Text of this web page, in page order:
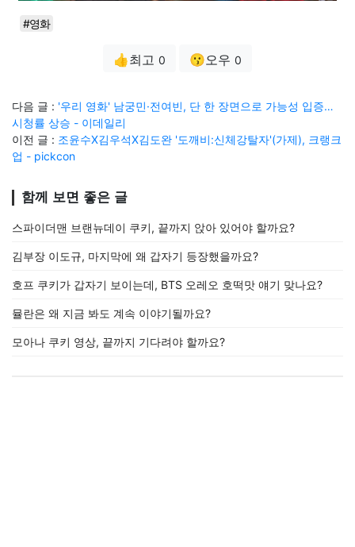
#영화
👍최고 0 😗오우 0
다음 글 : '우리 영화' 남궁민·전여빈, 단 한 장면으로 가능성 입증…
시청률 상승 - 이데일리
이전 글 : 조윤수X김우석X김도완 '도깨비:신체강탈자'(가제), 크랭크
업 - pickcon
함께 보면 좋은 글
스파이더맨 브랜뉴데이 쿠키, 끝까지 앉아 있어야 할까요?
김부장 이도규, 마지막에 왜 갑자기 등장했을까요?
호프 쿠키가 갑자기 보이는데, BTS 오레오 호떡맛 얘기 맞나요?
뮬란은 왜 지금 봐도 계속 이야기될까요?
모아나 쿠키 영상, 끝까지 기다려야 할까요?